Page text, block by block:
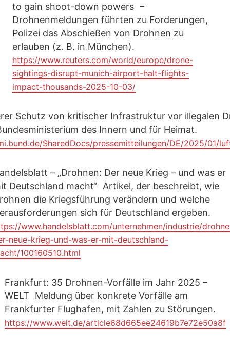
to gain shoot-down powers –
Drohnenmeldungen führten zu Forderungen,
Polizei das Abschießen von Drohnen zu
erlauben (z. B. in München).
https://www.reuters.com/world/europe/drone-
sightings-disrupt-munich-airport-halt-flights-
impact-thousands-2025-10-03/
Schutz von kritischer Infrastruktur vor illegalen
des Innern und für Heimat.
SharedDocs/pressemitteilungen/DE/2025/01/
– „Drohnen: Der neue Krieg – und was er
Deutschland macht“ Artikel, der beschreibt, wie
die Kriegsführung verändern und welche
sich für Deutschland ergeben.
www.handelsblatt.com/unternehmen/industrie/
neue-krieg-und-was-er-mit-deutschland-
100160510.html
Frankfurt: 35 Drohnen-Vorfälle im Jahr 2025 –
WELT Meldung über konkrete Vorfälle am
Frankfurter Flughafen, mit Zahlen zu Störungen.
https://www.welt.de/article68d665ee24619b7e72e50a8f